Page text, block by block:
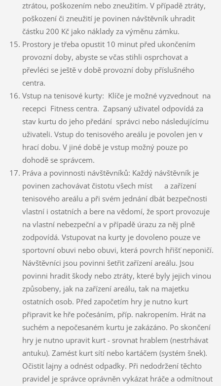
ztrátou, poškozením nebo zneužitím. V případě ztráty,
poškození či zneužití je povinen návštěvník uhradit
částku 200 Kč jako náklady za výměnu zámku.
Prostory je třeba opustit 10 minut před ukončením
provozní doby, abyste se včas stihli osprchovat a
převléci se ještě v době provozní doby příslušného
centra.
Vstup na tenisové kurty: Klíče je možné vyzvednout na
recepci Fitness centra. Zapsaný uživatel odpovídá za
stav kurtu do jeho předání správci nebo následujícímu
uživateli. Vstup do tenisového areálu je povolen jen v
hrací dobu. V jiné době je vstup možný pouze po
dohodě se správcem.
Práva a povinnosti návštěvníků: Každý návštěvník je
povinen zachovávat čistotu všech míst a zařízení
tenisového areálu a při svém jednání dbát bezpečnosti
vlastní i ostatních a bere na vědomí, že sport provozuje
na vlastní nebezpeční a v případě úrazu za něj plně
zodpovídá. Vstupovat na kurty je dovoleno pouze ve
sportovní obuvi nebo obuvi, která povrch hřišť neponičí.
Návštěvníci jsou povinni šetřit zařízení areálu. Jsou
povinni hradit škody nebo ztráty, které byly jejich vinou
způsobeny, jak na zařízení areálu, tak na majetku
ostatních osob. Před započetím hry je nutno kurt
připravit ke hře počesáním, příp. nakropením. Hrát na
suchém a nepočesaném kurtu je zakázáno. Po skončení
hry je nutno upravit kurt - srovnat hrablem (nestrhávat
antuku). Zamést kurt sítí nebo kartáčem (systém šnek).
Očistit lajny a odnést odpadky. Při nedodržení těchto
pravidel je správce oprávněn vykázat hráče a odmítnout